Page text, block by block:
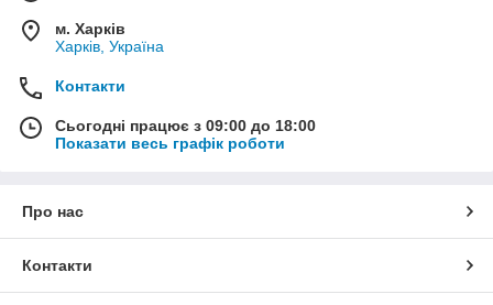
м. Харків
Харків, Україна
Контакти
Сьогодні працює з 09:00 до 18:00
Показати весь графік роботи
Про нас
Контакти